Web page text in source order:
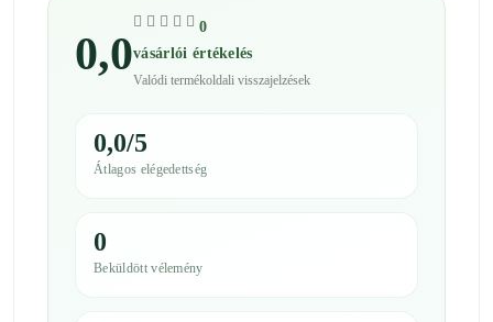
0,0
0
vásárlói értékelés
Valódi termékoldali visszajelzések
0,0/5
Átlagos elégedettség
0
Beküldött vélemény